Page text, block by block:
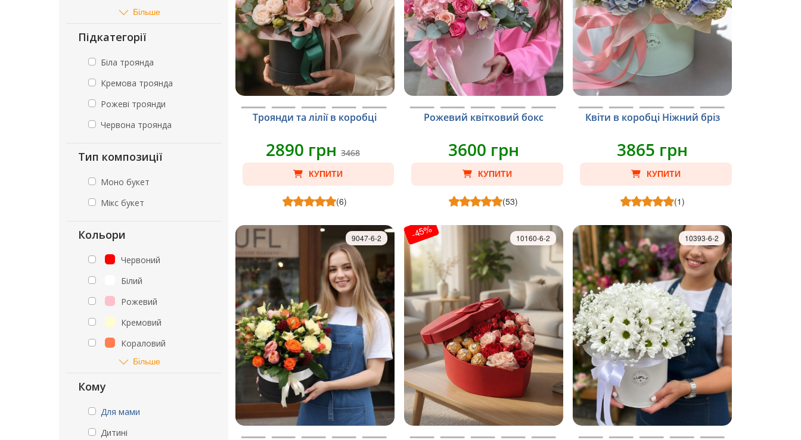
Більше
Підкатегорії
Біла троянда
Кремова троянда
Рожеві троянди
Червона троянда
Тип композиції
Моно букет
Мікс букет
Кольори
Червоний
Білий
Рожевий
Кремовий
Кораловий
Більше
Кому
Для мами
Дитині
Троянди та лілії в коробці
2890 грн3468
КУПИТИ
(6)
Рожевий квітковий бокс
3600 грн
КУПИТИ
(53)
Квіти в коробці Ніжний бріз
3865 грн
КУПИТИ
(1)
9047-6-2 -45% 10160-6-2 10393-6-2